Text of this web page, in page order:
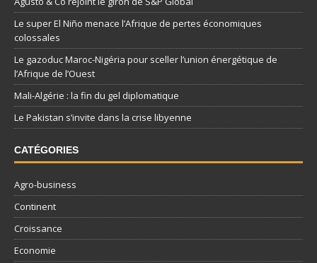
Le super El Niño menace l’Afrique de pertes économiques
colossales
Le gazoduc Maroc-Nigéria pour sceller l’union énergétique de
l’Afrique de l’Ouest
Mali-Algérie : la fin du gel diplomatique
Le Pakistan s’invite dans la crise libyenne
CATÉGORIES
Agro-business
Continent
Croissance
Economie